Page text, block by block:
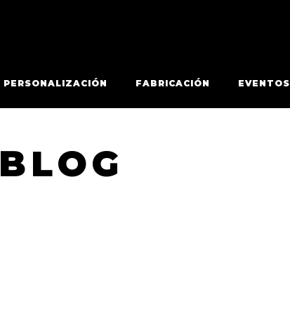
PERSONALIZACIÓN FABRICACIÓN EVENTOS
BLOG